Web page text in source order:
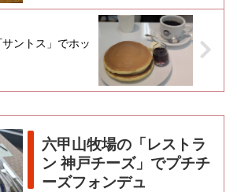
ントス」でホッ
六甲山牧場の「レストラ
ン 神戸チーズ」でプチチ
ーズフォンデュ